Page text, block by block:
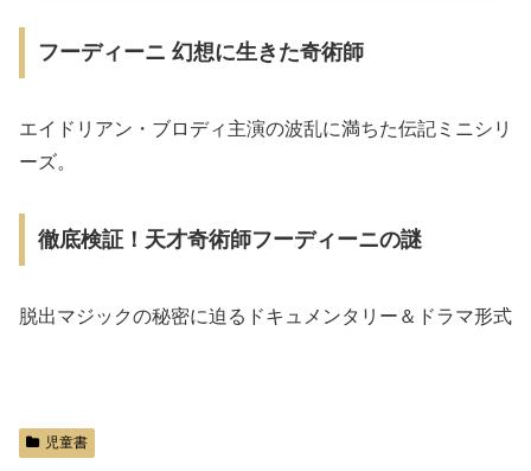
フーディーニ 幻想に生きた奇術師
エイドリアン・ブロディ主演の波乱に満ちた伝記ミニシリ
ーズ。
徹底検証！天才奇術師フーディーニの謎
脱出マジックの秘密に迫るドキュメンタリー＆ドラマ形式
児童書